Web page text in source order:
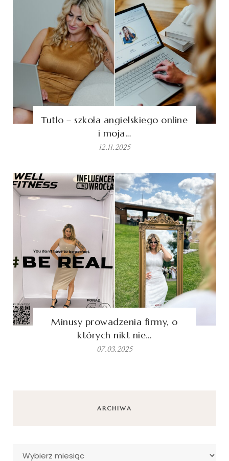
Tutlo – szkoła angielskiego online
i moja…
12.11.2025
Minusy prowadzenia firmy, o
których nikt nie…
07.03.2025
ARCHIWA